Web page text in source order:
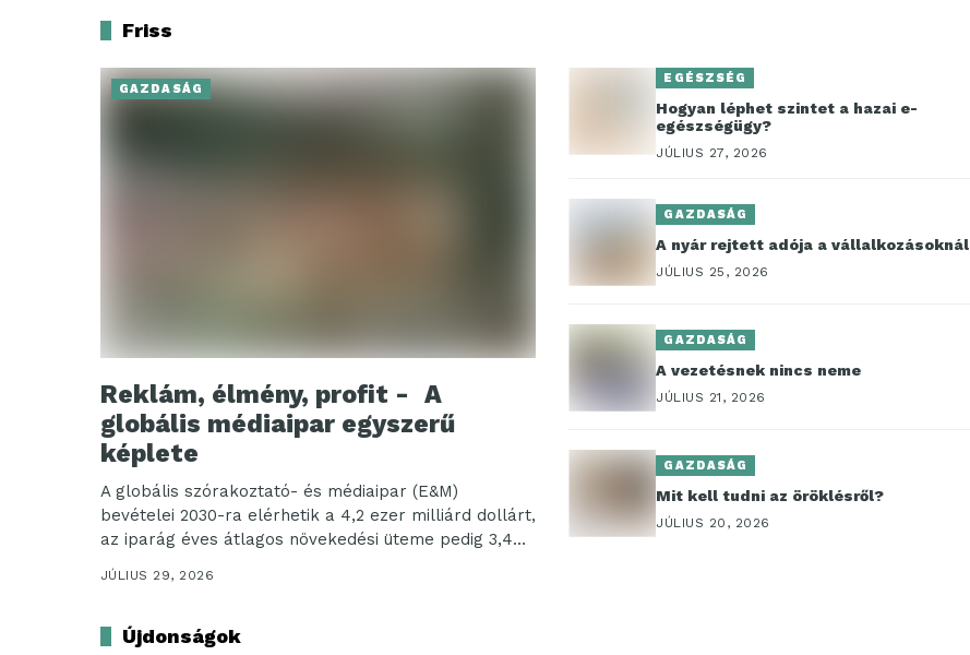
Friss
GAZDASÁG
Reklám, élmény, profit - A
globális médiaipar egyszerű
képlete
A globális szórakoztató- és médiaipar (E&M)
bevételei 2030-ra elérhetik a 4,2 ezer milliárd dollárt,
az iparág éves átlagos növekedési üteme pedig 3,4%
lehet....
JÚLIUS 29, 2026
EGÉSZSÉG
Hogyan léphet szintet a hazai e-
egészségügy?
JÚLIUS 27, 2026
GAZDASÁG
A nyár rejtett adója a vállalkozásoknál
JÚLIUS 25, 2026
GAZDASÁG
A vezetésnek nincs neme
JÚLIUS 21, 2026
GAZDASÁG
Mit kell tudni az öröklésről?
JÚLIUS 20, 2026
Újdonságok